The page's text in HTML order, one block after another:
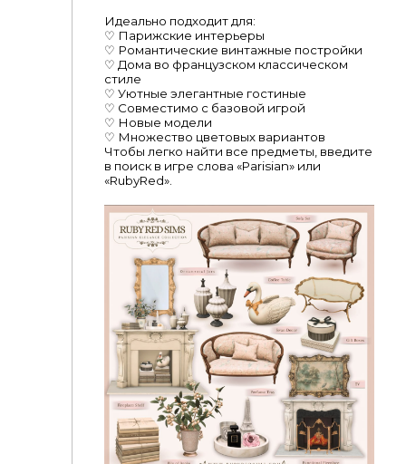
Идеально подходит для:
♡ Парижские интерьеры
♡ Романтические винтажные постройки
♡ Дома во французском классическом
стиле
♡ Уютные элегантные гостиные
♡ Совместимо с базовой игрой
♡ Новые модели
♡ Множество цветовых вариантов
Чтобы легко найти все предметы, введите
в поиск в игре слова «Parisian» или
«RubyRed».